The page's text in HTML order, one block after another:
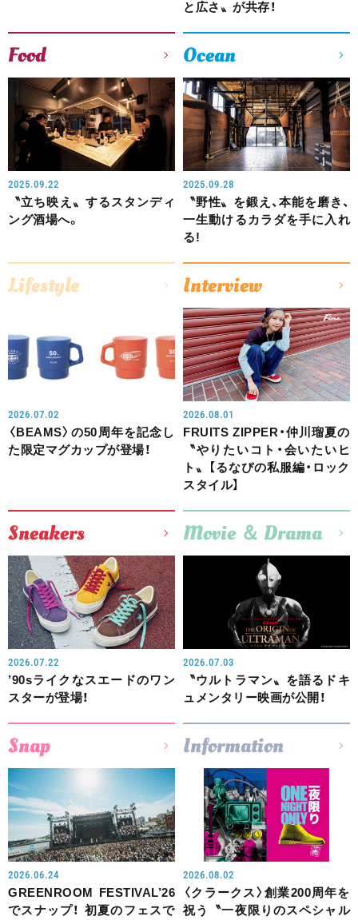
と広さ〟が共存！
Food
2025.09.22
〝立ち映え〟するスタンディ
ング酒場へ。
Ocean
2025.09.28
〝野性〟を鍛え、本能を磨き、
一生動けるカラダを手に入れ
る!
Lifestyle
2026.07.02
〈BEAMS〉の50周年を記念し
た限定マグカップが登場！
Interview
2026.08.01
FRUITS ZIPPER・仲川瑠夏の
〝やりたいコト・会いたいヒ
ト〟【るなぴの私服編・ロック
スタイル】
Sneakers
2026.07.22
’90sライクなスエードのワン
スターが登場！
Movie ＆ Drama
2026.07.03
〝ウルトラマン〟を語るドキ
ュメンタリー映画が公開！
Snap
2026.06.24
GREENROOM FESTIVAL’26
でスナップ！ 初夏のフェスで
Information
2026.08.02
〈クラークス〉創業200周年を
祝う〝一夜限りのスペシャル